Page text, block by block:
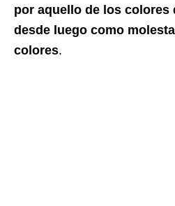
por aquello de los colores
desde luego como
colores.